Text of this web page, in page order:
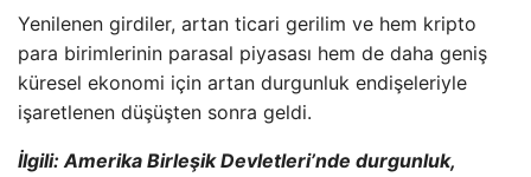
Yenilenen girdiler, artan ticari gerilim ve hem kripto
para birimlerinin parasal piyasası hem de daha geniş
küresel ekonomi için artan durgunluk endişeleriyle
işaretlenen düşüşten sonra geldi.
İlgili: Amerika Birleşik Devletleri’nde durgunluk,